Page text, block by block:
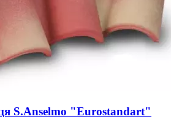
S.Anselmo "Eurostandart"